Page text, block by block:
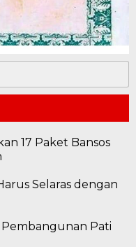
17 Paket Bansos
Selaras dengan
Pembangunan Pati